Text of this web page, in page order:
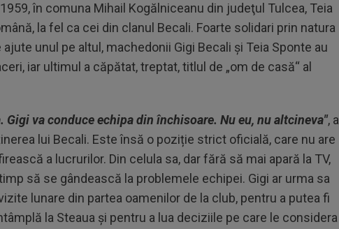
în comuna Mihail Kogălniceanu din judeţul Tulcea, Teia
la fel ca cei din clanul Becali. Foarte solidari prin natura
unul pe altul, machedonii Gigi Becali și Teia Sponte au
iar ultimul a căpătat, treptat, titlul de „om de casă“ al
Gigi va conduce echipa din închisoare. Nu eu, nu altcineva", a
lui Becali. Este însă o poziție strict oficială, care nu are
a lucrurilor. Din celula sa, dar fără să mai apară la TV,
să se gândească la problemele echipei. Gigi ar urma sa
lunare din partea oamenilor de la club, pentru a putea fi
la Steaua și pentru a lua deciziile pe care le considera